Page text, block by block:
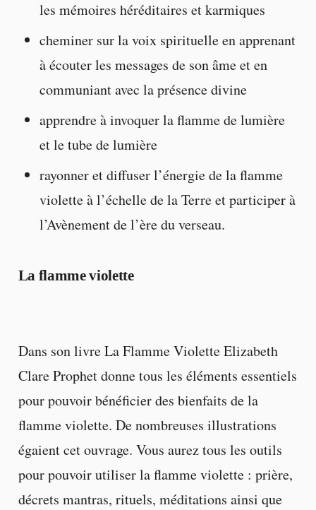
les mémoires héréditaires et karmiques
cheminer sur la voix spirituelle en apprenant
à écouter les messages de son âme et en
communiant avec la présence divine
apprendre à invoquer la flamme de lumière
et le tube de lumière
rayonner et diffuser l’énergie de la flamme
violette à l’échelle de la Terre et participer à
l’Avènement de l’ère du verseau.
La flamme violette
Dans son livre La Flamme Violette Elizabeth
Clare Prophet donne tous les éléments essentiels
pour pouvoir bénéficier des bienfaits de la
flamme violette. De nombreuses illustrations
égaient cet ouvrage. Vous aurez tous les outils
pour pouvoir utiliser la flamme violette : prière,
décrets mantras, rituels, méditations ainsi que